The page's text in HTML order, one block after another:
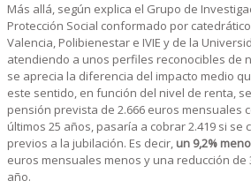
Más allá, según explica el Grupo de
Protección Social conformado por
Valencia, Polibienestar e IVIE y de la
atendiendo a unos perfiles reconocibles de
se aprecia la diferencia del impacto medio
este sentido, en función del nivel de renta,
pensión prevista de 2.666 euros mensuales
últimos 25 años, pasaría a cobrar 2.419 si se
previos a la jubilación. Es decir, un 9,2%
euros mensuales menos y una reducción de
año.